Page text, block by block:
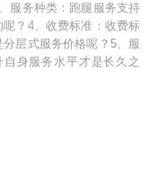
服务种类：跑腿服务支持
？4、收费标准：收费标
层式服务价格呢？5、服
身服务水平才是长久之